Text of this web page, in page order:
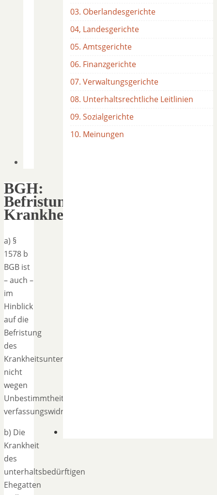
BGH:
Befristung,
Krankheitsunterhalt
a) §
1578 b
BGB ist
– auch –
im
Hinblick
auf die
Befristung
des
Krankheitsunterhalts
nicht
wegen
Unbestimmtheit
verfassungswidrig.
b) Die
Krankheit
des
unterhaltsbedürftigen
Ehegatten
03. Oberlandesgerichte
04, Landesgerichte
05. Amtsgerichte
06. Finanzgerichte
07. Verwaltungsgerichte
08. Unterhaltsrechtliche Leitlinien
09. Sozialgerichte
10. Meinungen